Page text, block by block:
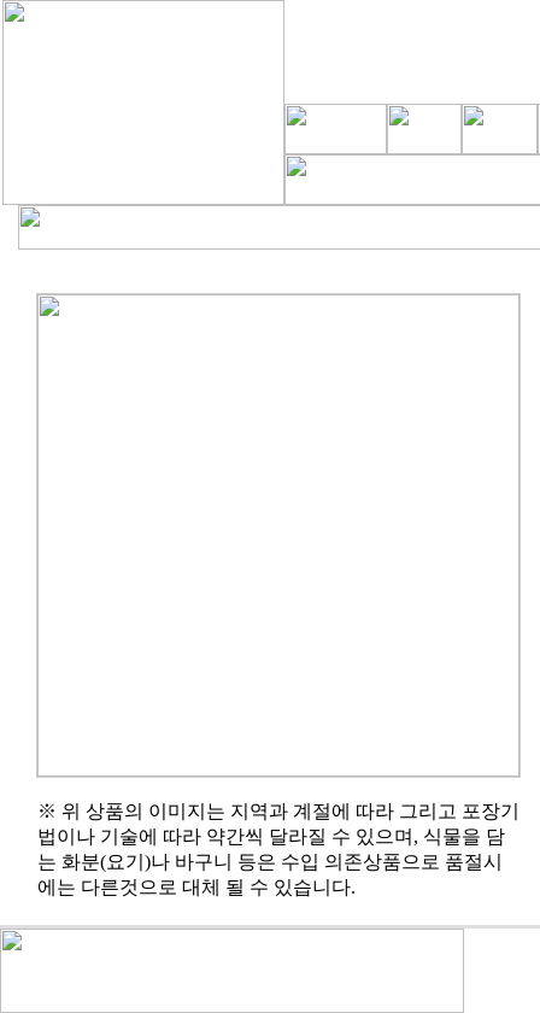
※ 위 상품의 이미지는 지역과 계절에 따라 그리고 포장기
법이나 기술에 따라 약간씩 달라질 수 있으며, 식물을 담
는 화분(요기)나 바구니 등은 수입 의존상품으로 품절시
에는 다른것으로 대체 될 수 있습니다.